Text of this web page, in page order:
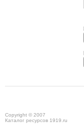
Copyright © 2007
Каталог ресурсов 1919.ru